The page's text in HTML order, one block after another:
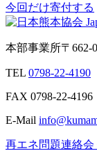
今回だけ寄付する
本部事業所〒
TEL 0798-22-4190
FAX 0798-22-4196
E-Mail
再エネ問題連絡会